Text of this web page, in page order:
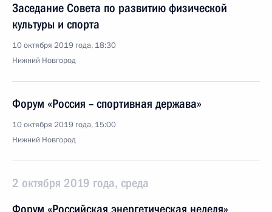
Заседание Совета по развитию физической
культуры и спорта
10 октября 2019 года, 18:30
Нижний Новгород
Форум «Россия – спортивная держава»
10 октября 2019 года, 15:00
Нижний Новгород
2 октября 2019 года, среда
Форум «Российская энергетическая неделя»